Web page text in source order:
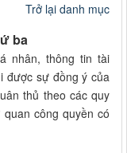
Trở lại danh mục
ba
nhân, thông tin tài
được sự đồng ý của
thủ theo các quy
công quyền có